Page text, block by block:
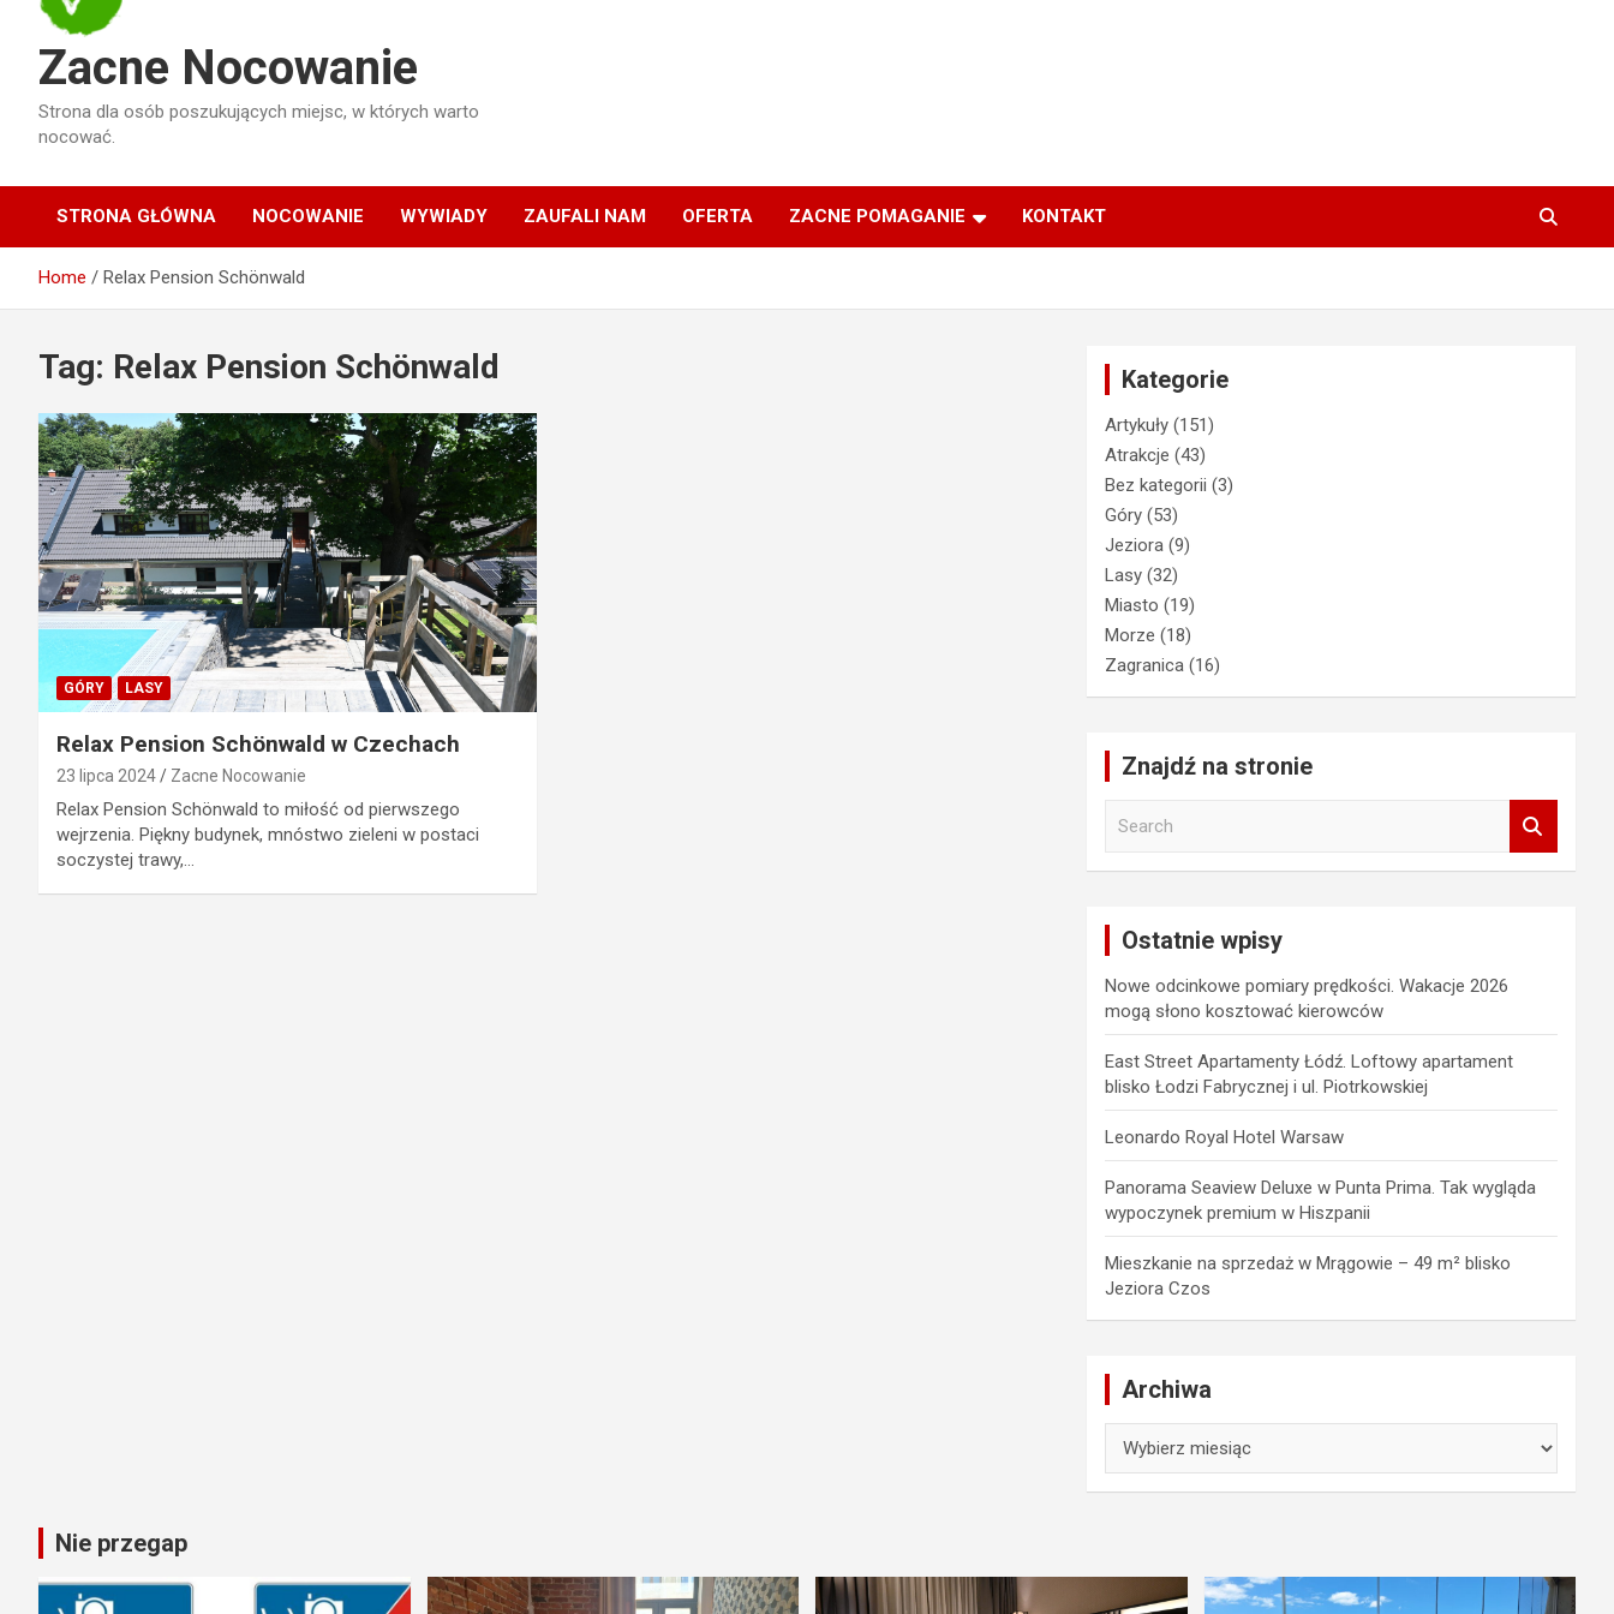
Zacne Nocowanie
Strona dla osób poszukujących miejsc, w których warto
nocować.
STRONA GŁÓWNA NOCOWANIE WYWIADY ZAUFALI NAM OFERTA ZACNE POMAGANIE KONTAKT
Home Relax Pension Schönwald
Tag: Relax Pension Schönwald
GÓRY LASY
Relax Pension Schönwald w Czechach
23 lipca 2024 Zacne Nocowanie
Relax Pension Schönwald to miłość od pierwszego
wejrzenia. Piękny budynek, mnóstwo zieleni w postaci
soczystej trawy,…
Kategorie
Artykuły (151)
Atrakcje (43)
Bez kategorii (3)
Góry (53)
Jeziora (9)
Lasy (32)
Miasto (19)
Morze (18)
Zagranica (16)
Znajdź na stronie
Ostatnie wpisy
Nowe odcinkowe pomiary prędkości. Wakacje 2026
mogą słono kosztować kierowców
East Street Apartamenty Łódź. Loftowy apartament
blisko Łodzi Fabrycznej i ul. Piotrkowskiej
Leonardo Royal Hotel Warsaw
Panorama Seaview Deluxe w Punta Prima. Tak wygląda
wypoczynek premium w Hiszpanii
Mieszkanie na sprzedaż w Mrągowie – 49 m² blisko
Jeziora Czos
Archiwa
Nie przegap